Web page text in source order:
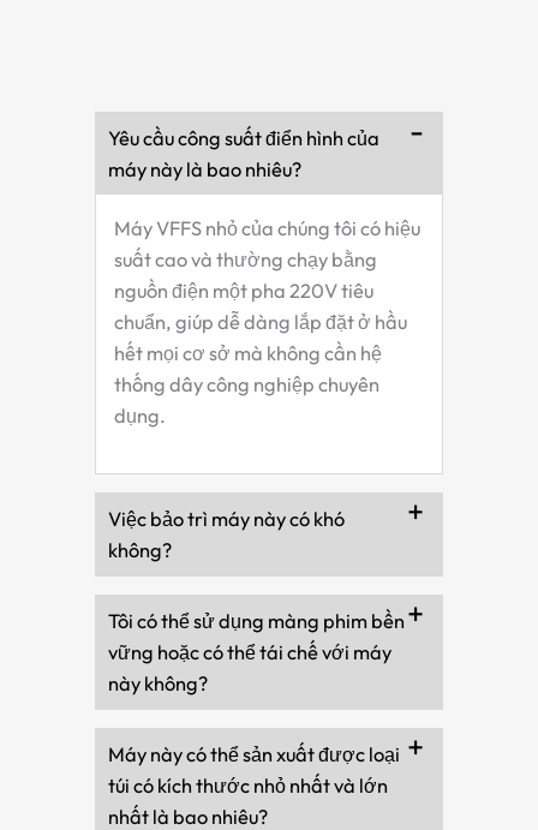
Yêu cầu công suất điển hình của
máy này là bao nhiêu?
Máy VFFS nhỏ của chúng tôi có hiệu
suất cao và thường chạy bằng
nguồn điện một pha 220V tiêu
chuẩn, giúp dễ dàng lắp đặt ở hầu
hết mọi cơ sở mà không cần hệ
thống dây công nghiệp chuyên
dụng.
Việc bảo trì máy này có khó
không?
Tôi có thể sử dụng màng phim bền
vững hoặc có thể tái chế với máy
này không?
Máy này có thể sản xuất được loại
túi có kích thước nhỏ nhất và lớn
nhất là bao nhiêu?